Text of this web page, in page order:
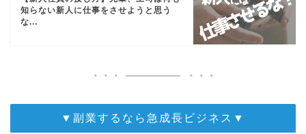
知らない新人に仕事をさせようと思う
な...
▼副業するなら急成長ビジネス▼